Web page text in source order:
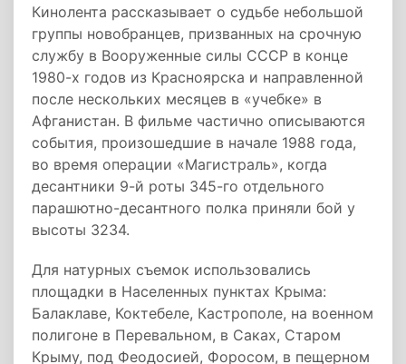
Кинолента рассказывает о судьбе небольшой
группы новобранцев, призванных на срочную
службу в Вооруженные силы СССР в конце
1980-х годов из Красноярска и направленной
после нескольких месяцев в «учебке» в
Афганистан. В фильме частично описываются
события, произошедшие в начале 1988 года,
во время операции «Магистраль», когда
десантники 9-й роты 345-го отдельного
парашютно-десантного полка приняли бой у
высоты 3234.
Для натурных съемок использовались
площадки в Населенных пунктах Крыма:
Балаклаве, Коктебеле, Кастрополе, на военном
полигоне в Перевальном, в Саках, Старом
Крыму, под Феодосией, Форосом, в пещерном